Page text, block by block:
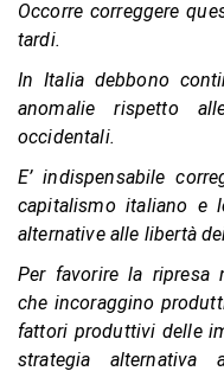
Occorre correggere
tardi.
In Italia debbono
anomalie rispetto
occidentali.
E’ indispensabile
capitalismo italiano e
alternative alle libertà
Per favorire la ripresa
che incoraggino
fattori produttivi delle
strategia